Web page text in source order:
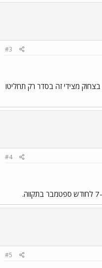
#3
מצידי זה בסדר רק תחליטו
#4
#5